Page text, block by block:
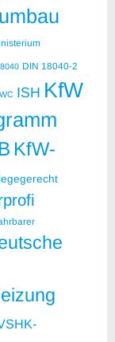
DIN 18040-2
ISH KfW
KfW-